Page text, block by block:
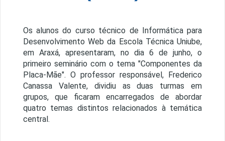
Os alunos do curso técnico de Informática para
Desenvolvimento Web da Escola Técnica Uniube,
em Araxá, apresentaram, no dia 6 de junho, o
primeiro seminário com o tema "Componentes da
Placa-Mãe". O professor responsável, Frederico
Canassa Valente, dividiu as duas turmas em
grupos, que ficaram encarregados de abordar
quatro temas distintos relacionados à temática
central.